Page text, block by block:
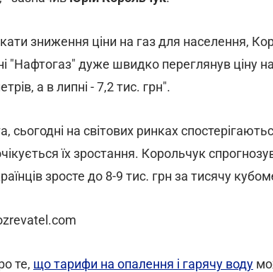
зниження ціни на газ для населення,
"Нафтогаз" дуже швидко переглянув ціну
а в липні - 7,2 тис. грн".
сьогодні на світових ринках
їх зростання. Корольчук
зросте до 8-9 тис. грн за тисячу
те, що тарифи на опалення і гарячу воду